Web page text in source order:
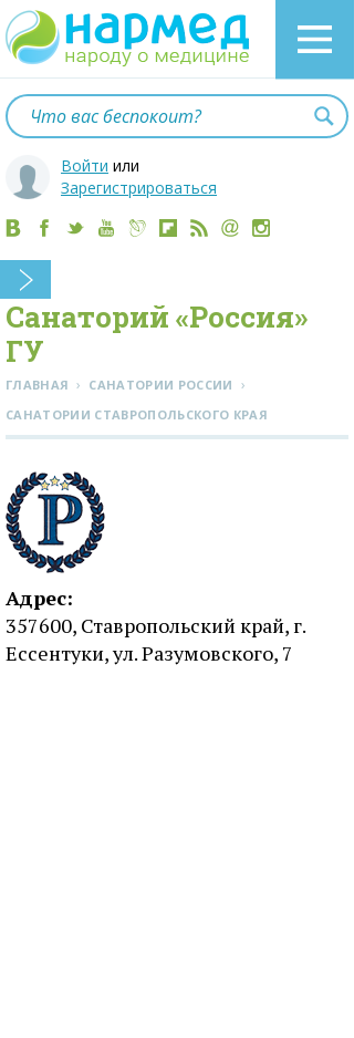
Войти или
Зарегистрироваться
Санаторий «Россия»
ГУ
ГЛАВНАЯ › САНАТОРИИ РОССИИ ›
CАНАТОРИИ СТАВРОПОЛЬСКОГО КРАЯ
Адрес:
357600, Ставропольский край, г.
Ессентуки, ул. Разумовского, 7